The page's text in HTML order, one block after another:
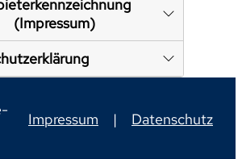
(Impressum)
Impressum | Datenschutz